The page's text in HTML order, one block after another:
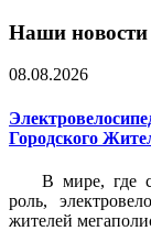
Наши новости
08.08.2026
Городского
В мире, где
роль,
жителей